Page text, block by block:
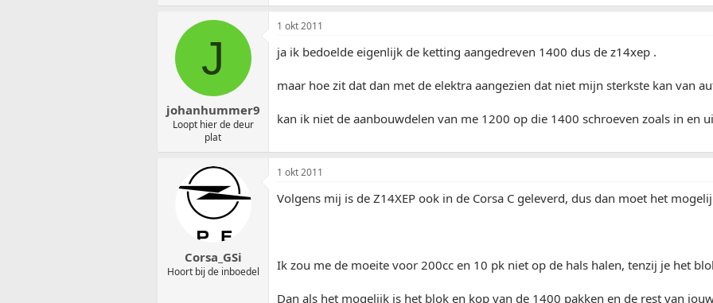
J
johanhummer9
Loopt hier de deur
plat
1 okt 2011
ja ik bedoelde eigenlijk de ketting aangedreven 1400 dus de z14xep .
maar hoe zit dat dan met de elektra aangezien dat niet mijn sterkste kan van
kan ik niet de aanbouwdelen van me 1200 op die 1400 schroeven zoals in en
Corsa_GSi
Hoort bij de inboedel
1 okt 2011
Volgens mij is de Z14XEP ook in de Corsa C geleverd, dus dan moet het
Ik zou me de moeite voor 200cc en 10 pk niet op de hals halen, tenzij je het
Dan als het mogelijk is het blok en kop van de 1400 pakken en de rest van